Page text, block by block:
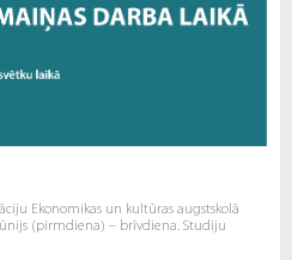
Ekonomikas un kultūras augstskolā
(pirmdiena) – brīvdiena. Studiju